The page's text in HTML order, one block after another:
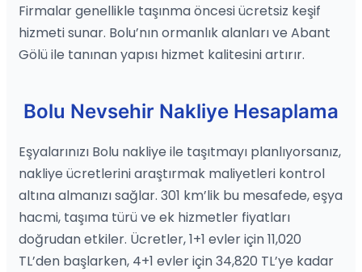
Firmalar genellikle taşınma öncesi ücretsiz keşif
hizmeti sunar. Bolu’nın ormanlık alanları ve Abant
Gölü ile tanınan yapısı hizmet kalitesini artırır.
Bolu Nevsehir Nakliye Hesaplama
Eşyalarınızı Bolu nakliye ile taşıtmayı planlıyorsanız,
nakliye ücretlerini araştırmak maliyetleri kontrol
altına almanızı sağlar. 301 km’lik bu mesafede, eşya
hacmi, taşıma türü ve ek hizmetler fiyatları
doğrudan etkiler. Ücretler, 1+1 evler için 11,020
TL’den başlarken, 4+1 evler için 34,820 TL’ye kadar